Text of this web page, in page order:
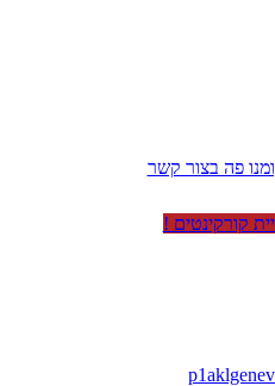
פה בצור קשר
קורקינטים !